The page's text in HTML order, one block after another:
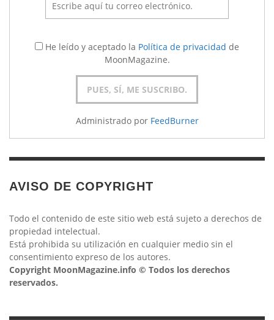
He leído y aceptado la Política de privacidad de
MoonMagazine.
Administrado por FeedBurner
AVISO DE COPYRIGHT
Todo el contenido de este sitio web está sujeto a derechos de
propiedad intelectual.
Está prohibida su utilización en cualquier medio sin el
consentimiento expreso de los autores.
Copyright MoonMagazine.info © Todos los derechos
reservados.